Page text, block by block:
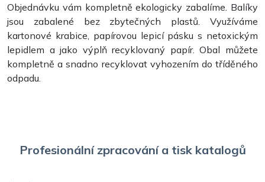
Razítka
Objednávku vám kompletně ekologicky zabalíme. Balíky
jsou zabalené bez zbytečných plastů. Využíváme
kartonové krabice, papírovou lepicí pásku s netoxickým
lepidlem a jako výplň recyklovaný papír. Obal můžete
kompletně a snadno recyklovat vyhozením do tříděného
odpadu.
Profesionální zpracování a tisk katalogů